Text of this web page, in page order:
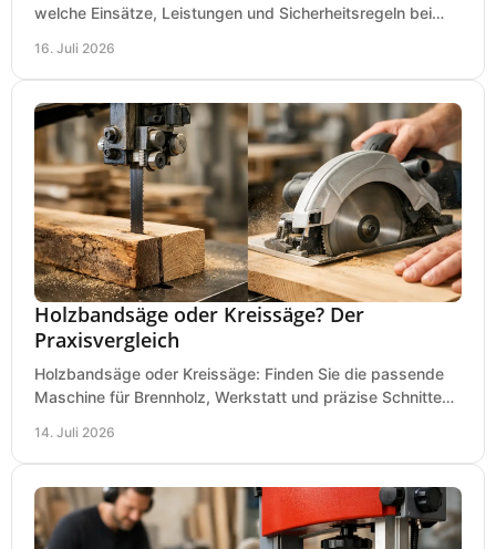
welche Einsätze, Leistungen und Sicherheitsregeln bei
16. Juli 2026
Holzbandsäge oder Kreissäge? Der
Praxisvergleich
Holzbandsäge oder Kreissäge: Finden Sie die passende
Maschine für Brennholz, Werkstatt und präzise Schnitte
14. Juli 2026